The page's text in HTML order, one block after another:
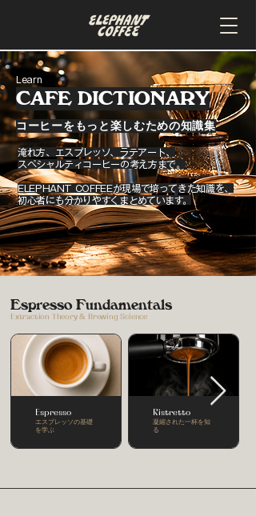
CAFE DICTIONARY
淹れ方、エスプレッソ、ラテアート、
スペシャルティコーヒーの考え方まで。
ELEPHANT COFFEEが現場で培ってきた知識を、
初心者にも分かりやすくまとめています。
Learn
コーヒーをもっと楽しむための知識集
Espresso Fundamentals
Extraction Theory & Brewing Science
Espresso
エスプレッソの基礎
を学ぶ
Ristretto
凝縮された一杯を知
る